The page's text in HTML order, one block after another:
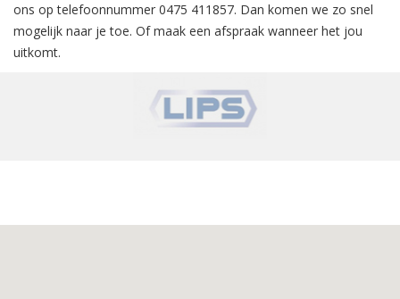
ons op telefoonnummer 0475 411857. Dan komen we zo snel
mogelijk naar je toe. Of maak een afspraak wanneer het jou
uitkomt.